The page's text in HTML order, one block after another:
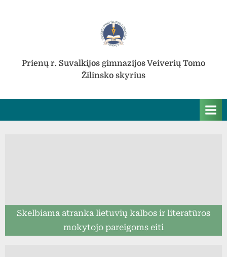
Prienų r. Suvalkijos gimnazijos Veiverių Tomo
Žilinsko skyrius
Skelbiama atranka lietuvių kalbos ir literatūros
mokytojo pareigoms eiti